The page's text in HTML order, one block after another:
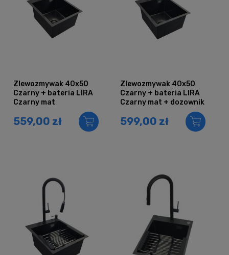
Zlewozmywak 40x50
Czarny + bateria LIRA
Czarny mat
559,00 zł
Zlewozmywak 40x50
Czarny + bateria LIRA
Czarny mat + dozownik
599,00 zł